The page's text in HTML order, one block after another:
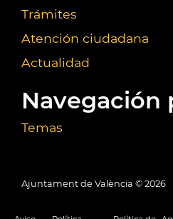
Trámites
Atención ciudadana
Actualidad
Navegación
Temas
Ajuntament de València © 2026